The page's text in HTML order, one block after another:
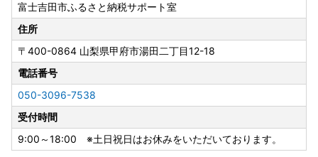
■ワンストップ特例申請が完全ペーパーレスに！申請アプリ
「IAM」新登場！「ふるまど」新登場！
ワンストップ特例申請が完全ペーパーレスで申請できます！
富士吉田市では、ふるさと納税をいただいた皆様のご負担を
軽減するために、スマートフォンのみで完結できるアプリ
「IAM」を導入しました。
※申請には「マイナンバーカード」が必要です。
※App Store もしくはGoogle Playから「IAM（アイアム）」
アプリのダウンロードをお願いいたします。
富士吉田市ふるさと納税サポート室
住所
〒400-0864 山梨県甲府市湯田二丁目12-18
電話番号
050-3096-7538
受付時間
9:00～18:00 ※土日祝日はお休みをいただいております。